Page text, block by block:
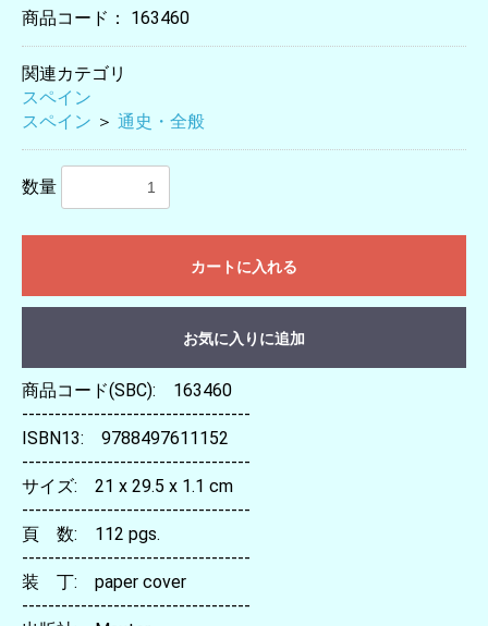
商品コード： 163460
関連カテゴリ
スペイン
スペイン ＞ 通史・全般
数量
カートに入れる
お気に入りに追加
商品コード(SBC): 163460
-----------------------------------
ISBN13: 9788497611152
-----------------------------------
サイズ: 21 x 29.5 x 1.1 cm
-----------------------------------
頁 数: 112 pgs.
-----------------------------------
装 丁: paper cover
-----------------------------------